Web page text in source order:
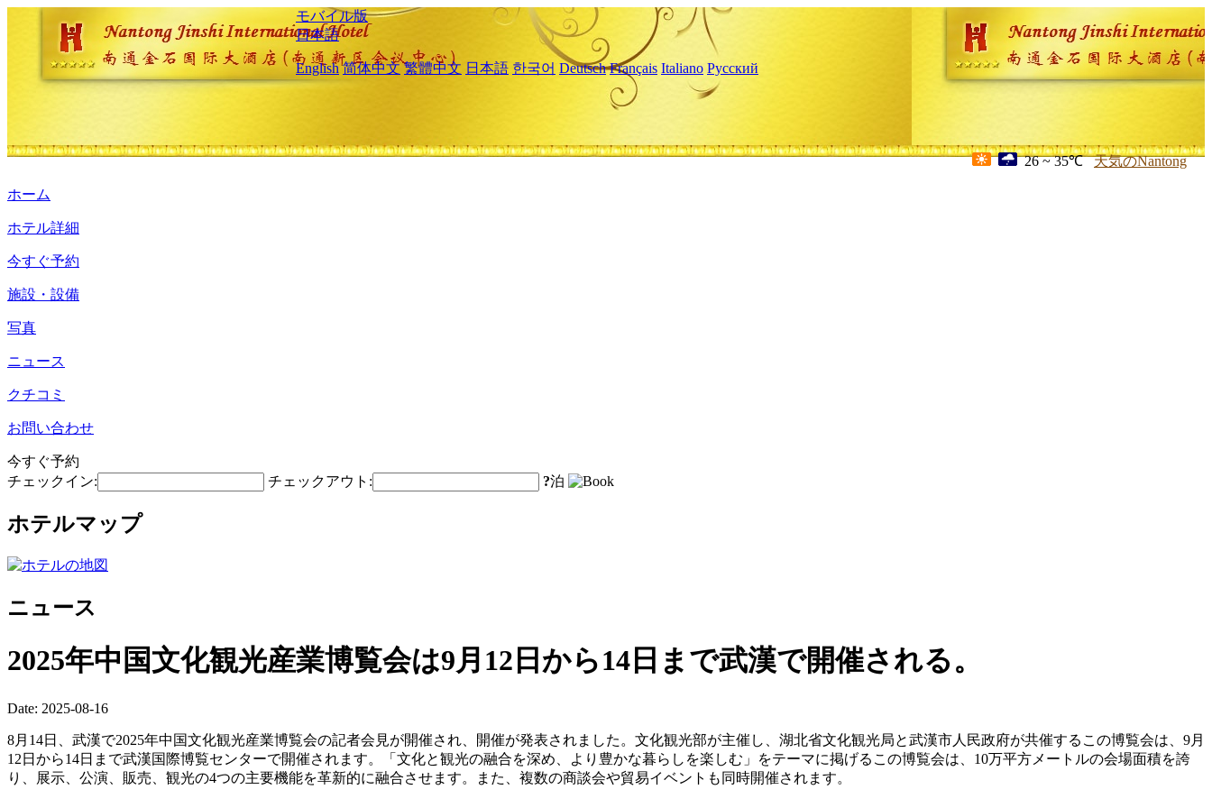
モバイル版
日本語
English 简体中文 繁體中文 日本語 한국어 Deutsch Français Italiano Русский
26 ~ 35℃ 天気のNantong
ホーム
ホテル詳細
今すぐ予約
施設・設備
写真
ニュース
クチコミ
お問い合わせ
今すぐ予約
チェックイン:
チェックアウト: ?泊
ホテルマップ
ニュース
2025年中国文化観光産業博覧会は9月12日から14日まで武漢で開催される。
Date: 2025-08-16
8月14日、武漢で2025年中国文化観光産業博覧会の記者会見が開催され、開催が発表されました。文化観光部が主催し、湖北省文化観光局と武漢市人民政府が共催するこの博覧会は、9月
12日から14日まで武漢国際博覧センターで開催されます。「文化と観光の融合を深め、より豊かな暮らしを楽しむ」をテーマに掲げるこの博覧会は、10万平方メートルの会場面積を誇
り、展示、公演、販売、観光の4つの主要機能を革新的に融合させます。また、複数の商談会や貿易イベントも同時開催されます。